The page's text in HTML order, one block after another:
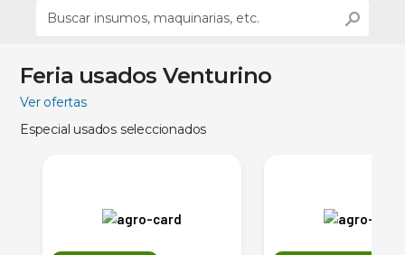
Feria usados Venturino
Ver ofertas
Especial usados seleccionados